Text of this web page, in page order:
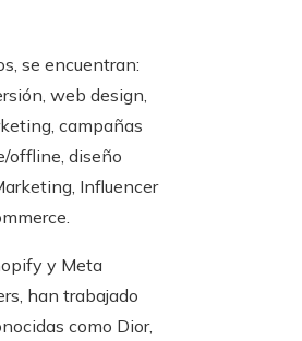
se encuentran:
web design,
campañas
offline, diseño
Influencer
y Meta
han trabajado
como Dior,